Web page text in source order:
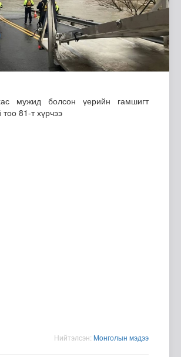
мужид болсон үерийн гамшигт
81-т хүрчээ
Нийтэлсэн: Moнголын мэдээ